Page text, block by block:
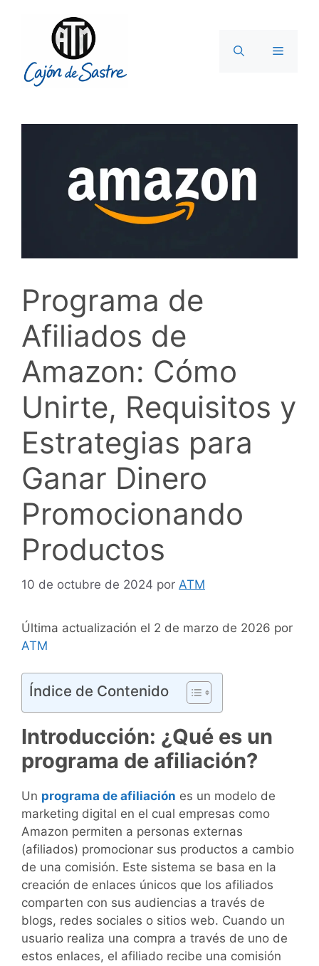
contenido
Menú
Programa de
Afiliados de
Amazon: Cómo
Unirte, Requisitos y
Estrategias para
Ganar Dinero
Promocionando
Productos
10 de octubre de 2024 por ATM
Última actualización el 2 de marzo de 2026 por
ATM
Índice de Contenido
Introducción: ¿Qué es un
programa de afiliación?
Un programa de afiliación es un modelo de
marketing digital en el cual empresas como
Amazon permiten a personas externas
(afiliados) promocionar sus productos a cambio
de una comisión. Este sistema se basa en la
creación de enlaces únicos que los afiliados
comparten con sus audiencias a través de
blogs, redes sociales o sitios web. Cuando un
usuario realiza una compra a través de uno de
estos enlaces, el afiliado recibe una comisión